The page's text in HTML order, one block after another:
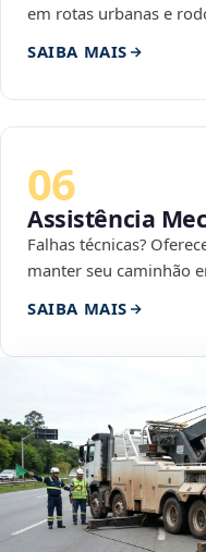
em rotas urbanas e
SAIBA MAIS
06
Assistência
Falhas técnicas?
manter seu caminhão
SAIBA MAIS